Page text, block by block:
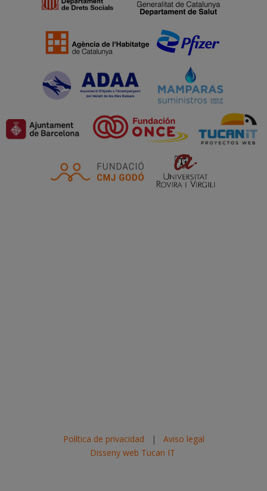
Política de privacidad | Aviso legal
Disseny web Tucan IT